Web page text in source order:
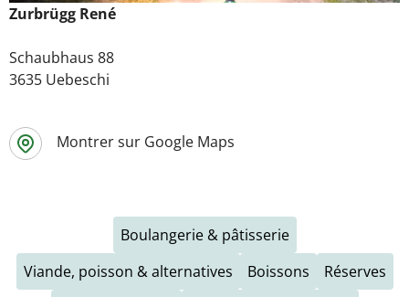
Zurbrügg René
Schaubhaus 88
3635 Uebeschi
Montrer sur Google Maps
Boulangerie & pâtisserie
Viande, poisson & alternatives
Boissons
Réserves